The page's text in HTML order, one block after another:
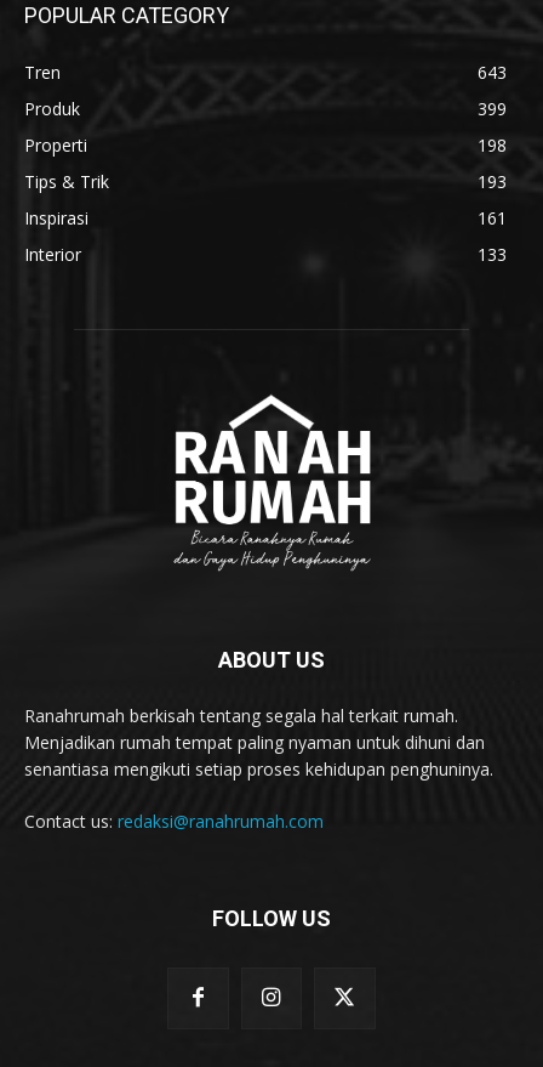
POPULAR CATEGORY
Tren
643
Produk
399
Properti
198
Tips & Trik
193
Inspirasi
161
Interior
133
ABOUT US
Ranahrumah berkisah tentang segala hal terkait rumah.
Menjadikan rumah tempat paling nyaman untuk dihuni dan
senantiasa mengikuti setiap proses kehidupan penghuninya.
Contact us: redaksi@ranahrumah.com
FOLLOW US